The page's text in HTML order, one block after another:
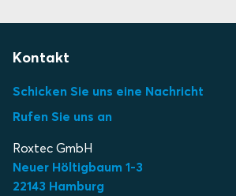
Kontakt
Schicken Sie uns eine Nachricht
Rufen Sie uns an
Roxtec GmbH
Neuer Höltigbaum 1-3
22143 Hamburg